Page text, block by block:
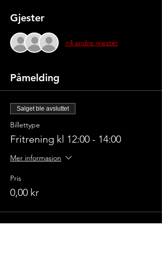
Gjester
+4 andre gjester
Påmelding
Salget ble avsluttet
Billettype
Fritrening kl 12:00 - 14:00
Mer informasjon
Pris
0,00 kr